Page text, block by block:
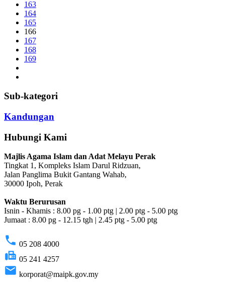
163
164
165
166
167
168
169
Sub-kategori
Kandungan
Hubungi Kami
Majlis Agama Islam dan Adat Melayu Perak
Tingkat 1, Kompleks Islam Darul Ridzuan,
Jalan Panglima Bukit Gantang Wahab,
30000 Ipoh, Perak
Waktu Berurusan
Isnin - Khamis : 8.00 pg - 1.00 ptg | 2.00 ptg - 5.00 ptg
Jumaat : 8.00 pg - 12.15 tgh | 2.45 ptg - 5.00 ptg
phone 05 208 4000
fax 05 241 4257
email korporat@maipk.gov.my